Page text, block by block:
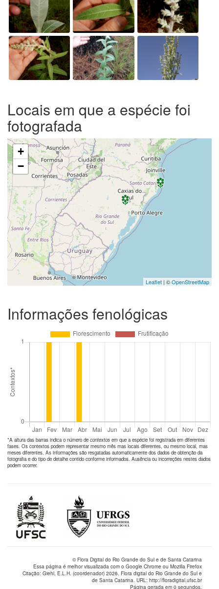
Locais em que a espécie foi
fotografada
+
−
Leaflet | ©OpenStreetMap
Informações fenológicas
*A altura das barras indica o número de contextos em que a espécie foi registrada em diferentes
fases. Os contextos podem representar mesmo mês mas locais diferentes, ou mesmo local, mas
meses diferentes. As informações são resgatadas automaticamente dos dados de obtenção da
fotografia e do tipo de detalhe contido conforme informados. Ausência ou incorreções nestes dados
podem ocorrer.
© Flora Digital do Rio Grande do Sul e de Santa Catarina
Essa página é melhor visualizada com o Google Chrome ou Mozilla Firefox
Citação: Giehl, E.L.H. (coordenador) 2026. Flora digital do Rio Grande do Sul e
de Santa Catarina. URL: http://floradigital.ufsc.br
Página gerada em 0 segundos.